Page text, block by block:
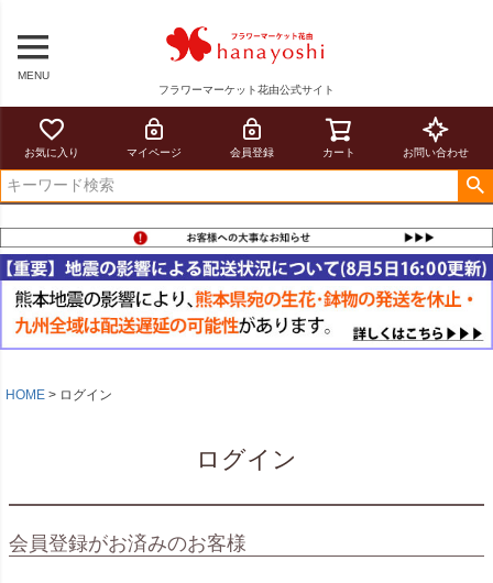
MENU
フラワーマーケット花由公式サイト
お気に入り マイページ 会員登録 カート お問い合わせ
HOME ログイン
ログイン
会員登録がお済みのお客様